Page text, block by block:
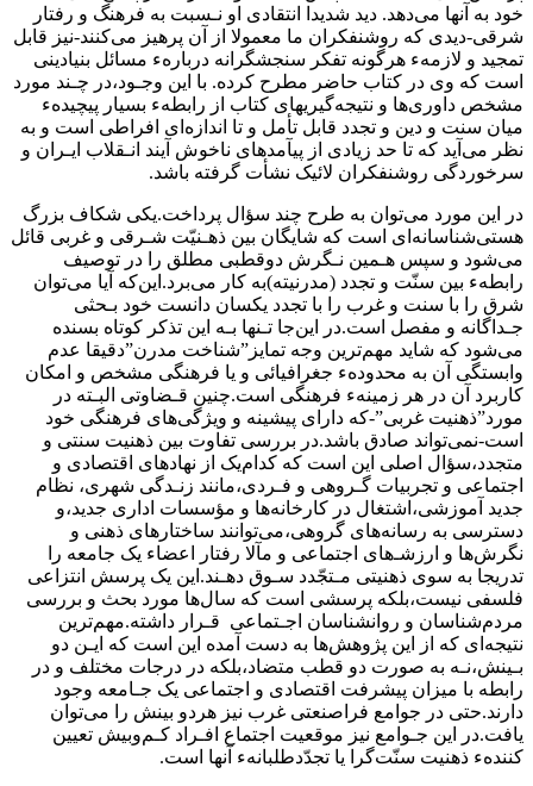
خود به آنها می‌دهد. دید شدیدا انتقادی او نـسبت به فرهنگ و رفتار
شرقی-دیدی که روشنفکران‌ ما معمولا از آن پرهیز‌ می‌کنند‌-نیز قابل
تمجید و لازمهء هرگونه تفکر سنجشگرانه دربارهء مسائل بنیادینی
است که وی در کتاب حاضر مطرح کرده. با این وجـود،در چـند مورد
مشخص داوری‌ها و نتیجه‌گیریهای کتاب از رابطهء‌ بسیار‌ پیچیدهء
میان‌ سنت و دین و تجدد قابل تأمل و تا اندازه‌ای افراطی است و به
نظر می‌آید که تا حد زیادی از‌ پیآمدهای ناخوش آیند انـقلاب ایـران و
سرخوردگی روشنفکران لائیک نشأت گرفته باشد‌.
در‌ این‌ مورد می‌توان به طرح چند سؤال پرداخت.یکی شکاف بزرگ‌
هستی‌شناسانه‌ای است که شایگان بین ذهـنیّت شـرقی‌ و ‌‌غربی‌ قائل
می‌شود و سپس هـمین نـگرش دوقطبی مطلق را در توصیف
رابطهء بین سنّت‌ و تجدد‌ (مدرنیته‌)به کار می‌برد.این‌که آیا می‌توان
شرق را با سنت و غرب را با تجدد یکسان‌ دانست خود بـحثی
جـداگانه و مفصل است.در این‌جا تـنها بـه این‌ تذکر کوتاه‌ بسنده
می‌شود که شاید‌ مهم‌ترین‌ وجه تمایز”شناخت مدرن‌”دقیقا عدم
وابستگی آن به محدودهء جغرافیائی و یا فرهنگی مشخص و امکان
کاربرد آن‌ در هر زمینهء فرهنگی است.چنین قـضاوتی البـته در
مورد”ذهنیت غربی‌”-که‌ دارای‌ پیشینه و ویژگی‌های فرهنگی خود
است-نمی‌تواند صادق باشد.در بررسی تفاوت بین ذهنیت سنتی و
متجدد،سؤال اصلی این است که کدام‌یک از نهادهای اقتصادی و
اجتماعی و تجربیات گـروهی و فـردی،مانند زنـدگی شهری‌، نظام‌
جدید آموزشی،اشتغال در کارخانه‌ها و مؤسسات اداری جدید،و
دسترسی به رسانه‌های گروهی،می‌توانند ساختارهای ذهنی و
نگرش‌ها و ارزشـ‌های اجتماعی و مآلا رفتار اعضاء یک جامعه را
تدریجا به سوی ذهنیتی‌ مـتجّدد سـوق‌ دهـند‌.این یک پرسش انتزاعی
فلسفی نیست،بلکه پرسشی است‌ که سال‌ها مورد بحث و بررسی
مردم‌شناسان و روانشناسان اجـتماعی ‌ ‌قـرار داشته.مهم‌ترین
نتیجه‌ای که از این پژوهش‌ها به دست آمده این‌ است‌ که‌ ایـن دو
بـینش،نـه به صورت دو قطب متضاد،بلکه در درجات مختلف و در
رابطه‌ با میزان پیشرفت اقتصادی و اجتماعی یک جـامعه وجود
دارند.حتی در جوامع فراصنعتی‌ غرب‌ نیز‌ هردو بینش را می‌توان
یافت‌.در‌ این‌ جـوامع نیز موقعیت اجتماع افـراد کـم‌وبیش تعیین
کنندهء ذهنیت سنّت‌گرا یا تجدّدطلبانهء آنها است.